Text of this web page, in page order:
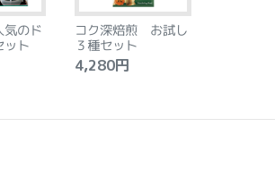
気のド
ット
コク深焙煎 お試し
３種セット
4,280円